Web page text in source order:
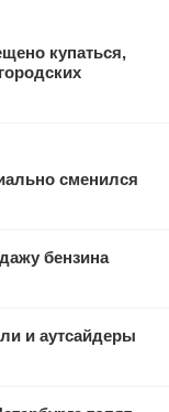
купаться,
сменился
бензина
и аутсайдеры